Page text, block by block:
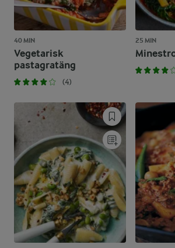
40 MIN
Vegetarisk
pastagratäng
(4)
25 MIN